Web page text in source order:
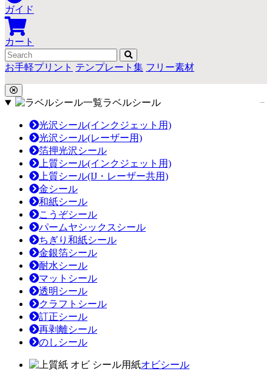
ガイド
カート
お手軽プリント テンプレート集 フリー素材
ラベルシール
光沢シール(インクジェット用)
光沢シール(レーザー用)
箔押光沢シール
上質シール(インクジェット用)
上質シール(IJ・レーザー共用)
金シール
和紙シール
こうぞシール
パームヤシックスシール
ちぎり和紙シール
金銀箔シール
耐水シール
マットシール
透明シール
クラフトシール
訂正シール
再剥離シール
のしシール
オビシール